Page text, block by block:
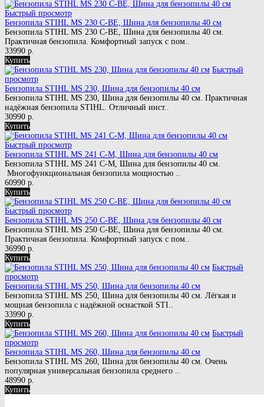
Быстрый просмотр
Бензопила STIHL MS 230 C-BE, Шина для бензопилы 40 см
Бензопила STIHL MS 230 C-BE, Шина для бензопилы 40 см.
Практичная бензопила. Комфортный запуск с пом..
33990 р.
Купить
Быстрый
просмотр
Бензопила STIHL MS 230, Шина для бензопилы 40 см
Бензопила STIHL MS 230, Шина для бензопилы 40 см. Практичная
надёжная бензопила STIHL. Отличный инст..
30990 р.
Купить
Быстрый просмотр
Бензопила STIHL MS 241 C-M, Шина для бензопилы 40 см
Бензопила STIHL MS 241 C-M, Шина для бензопилы 40 см.
Многофункциональная бензопила мощностью ..
60990 р.
Купить
Быстрый просмотр
Бензопила STIHL MS 250 C-BE, Шина для бензопилы 40 см
Бензопила STIHL MS 250 C-BE, Шина для бензопилы 40 см.
Практичная бензопила. Комфортный запуск с пом..
36990 р.
Купить
Быстрый
просмотр
Бензопила STIHL MS 250, Шина для бензопилы 40 см
Бензопила STIHL MS 250, Шина для бензопилы 40 см. Лёгкая и
мощная бензопила с надёжной оснасткой STI..
33990 р.
Купить
Быстрый
просмотр
Бензопила STIHL MS 260, Шина для бензопилы 40 см
Бензопила STIHL MS 260, Шина для бензопилы 40 см. Очень
популярная универсальная бензопила среднего ..
48990 р.
Купить